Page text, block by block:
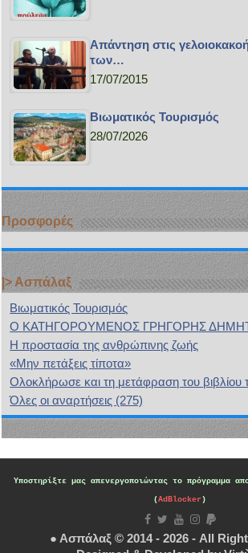
Απάντηση στις
των…
17/07/2015
Bιωματικός Τουρισμός
28/07/2026
Προσφορές
|> Ασπάλαξ
Bιωματικός Τουρισμός
Ο ΚΑΤΗΓΟΡΟΥΜΕΝΟΣ ΓΡΗΓΟΡΗΣ
H προστασία της ανθρώπινης ζωής
«Μην πετάξεις τίποτα»
Ολοκλήρωσε και τη μετάφραση του βιβλίου
Όλες οι αναρτήσεις (275)
Υποστηρίξτε μας απενεργοποιώντας το πρόγραμμα
(AdBlocker)
● Ασπάλαξ © 2014 - 2026 - All